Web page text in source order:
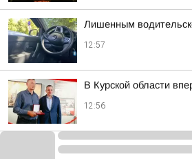
Лишенным
12:57
В Курской области
12:56